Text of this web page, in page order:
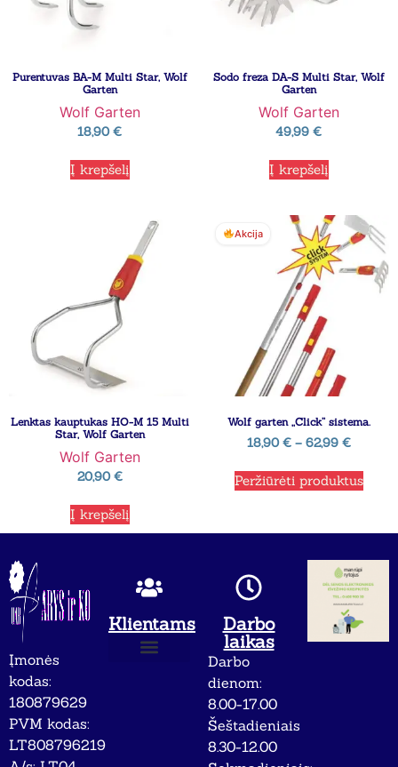
Purentuvas BA-M Multi Star, Wolf
Garten
Wolf Garten
18,90€
Į krepšelį
Sodo freza DA-S Multi Star, Wolf
Garten
Wolf Garten
49,99 €
Į krepšelį
Lenktas kauptukas HO-M 15 Multi
Star, Wolf Garten
Wolf Garten
20,90€
Į krepšelį
Akcija
Wolf garten ,,Click” sistema.
18,90€ – 62,99 €
Peržiūrėti produktus
Įmonės
kodas:
180879629
PVM kodas:
LT808796219
Klientams
Darbo
laikas
Darbo
dienom:
8.00-17.00
Šeštadieniais
8.30-12.00